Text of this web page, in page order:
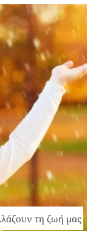
τη ζωή μας